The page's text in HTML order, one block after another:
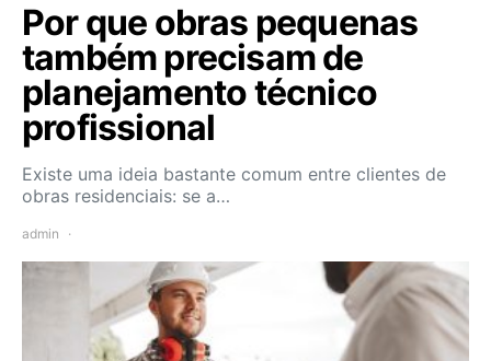
Por que obras pequenas
também precisam de
planejamento técnico
profissional
Existe uma ideia bastante comum entre clientes de
obras residenciais: se a…
admin